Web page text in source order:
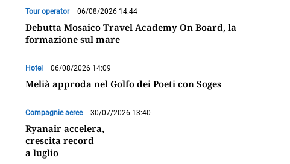
Tour operator 06/08/2026 14:44
Debutta Mosaico Travel Academy On Board, la
formazione sul mare
Hotel 06/08/2026 14:09
Melià approda nel Golfo dei Poeti con Soges
Compagnie aeree 30/07/2026 13:40
Ryanair accelera,
crescita record
a luglio